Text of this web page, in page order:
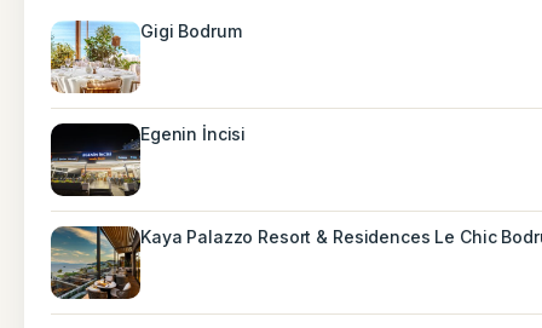
Gigi Bodrum
Egenin İncisi
Kaya Palazzo Resort & Residences Le Chic